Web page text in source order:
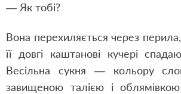
— Як тобі?
Вона перехиляється через
її довгі каштанові кучері
Весільна сукня — кольору
завищеною талією і